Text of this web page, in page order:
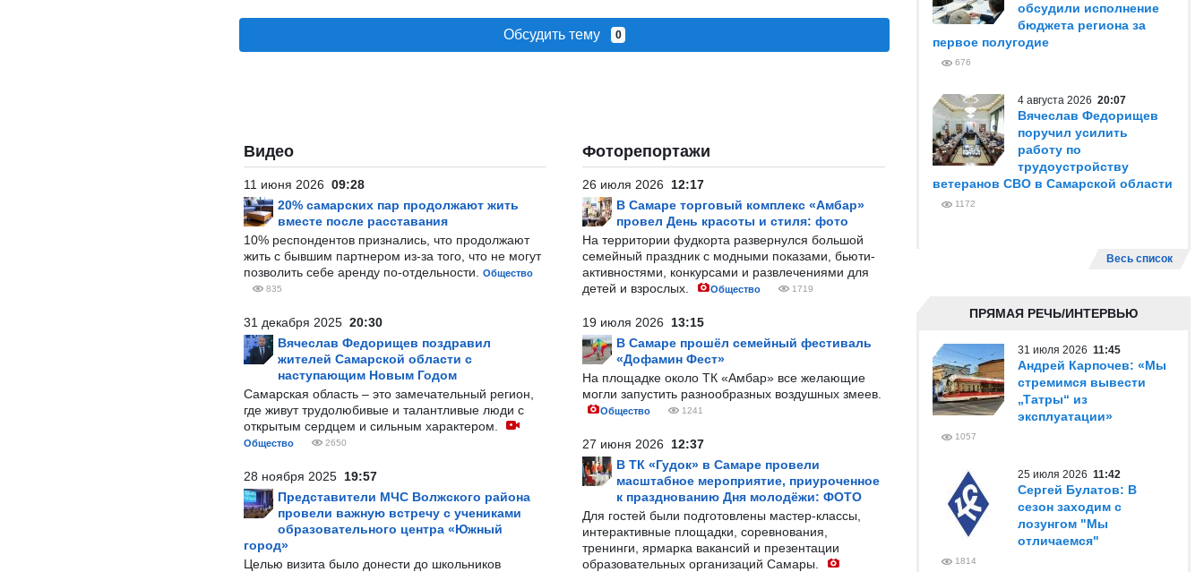
Обсудить тему 0
Видео
11 июня 2026 09:28
20% самарских пар продолжают жить
вместе после расставания
10% респондентов признались, что продолжают
жить с бывшим партнером из-за того, что не могут
позволить себе аренду по-отдельности.
Общество
835
31 декабря 2025 20:30
Вячеслав Федорищев поздравил
жителей Самарской области с
наступающим Новым Годом
Самарская область – это замечательный регион,
где живут трудолюбивые и талантливые люди с
открытым сердцем и сильным характером.
Общество 2650
28 ноября 2025 19:57
Представители МЧС Волжского района
провели важную встречу с учениками
образовательного центра «Южный
город»
Целью визита было донести до школьников
Фоторепортажи
26 июля 2026 12:17
В Самаре торговый комплекс «Амбар»
провел День красоты и стиля: фото
На территории фудкорта развернулся большой
семейный праздник с модными показами, бьюти-
активностями, конкурсами и развлечениями для
детей и взрослых.
Общество 1719
19 июля 2026 13:15
В Самаре прошёл семейный фестиваль
«Дофамин Фест»
На площадке около ТК «Амбар» все желающие
могли запустить разнообразных воздушных змеев.
Общество 1241
27 июня 2026 12:37
В ТК «Гудок» в Самаре провели
масштабное мероприятие, приуроченное
к празднованию Дня молодёжи: ФОТО
Для гостей были подготовлены мастер-классы,
интерактивные площадки, соревнования,
тренинги, ярмарка вакансий и презентации
образовательных организаций Самары.
обсудили исполнение
бюджета региона за
первое полугодие
676
4 августа 2026 20:07
Вячеслав Федорищев
поручил усилить
работу по
трудоустройству
ветеранов СВО в Самарской области
1172
Весь список
ПРЯМАЯ РЕЧЬ/ИНТЕРВЬЮ
31 июля 2026 11:45
Андрей Карпочев: «Мы
стремимся вывести
„Татры“ из
эксплуатации»
1057
25 июля 2026 11:42
Сергей Булатов: В
сезон заходим с
лозунгом "Мы
отличаемся"
1814